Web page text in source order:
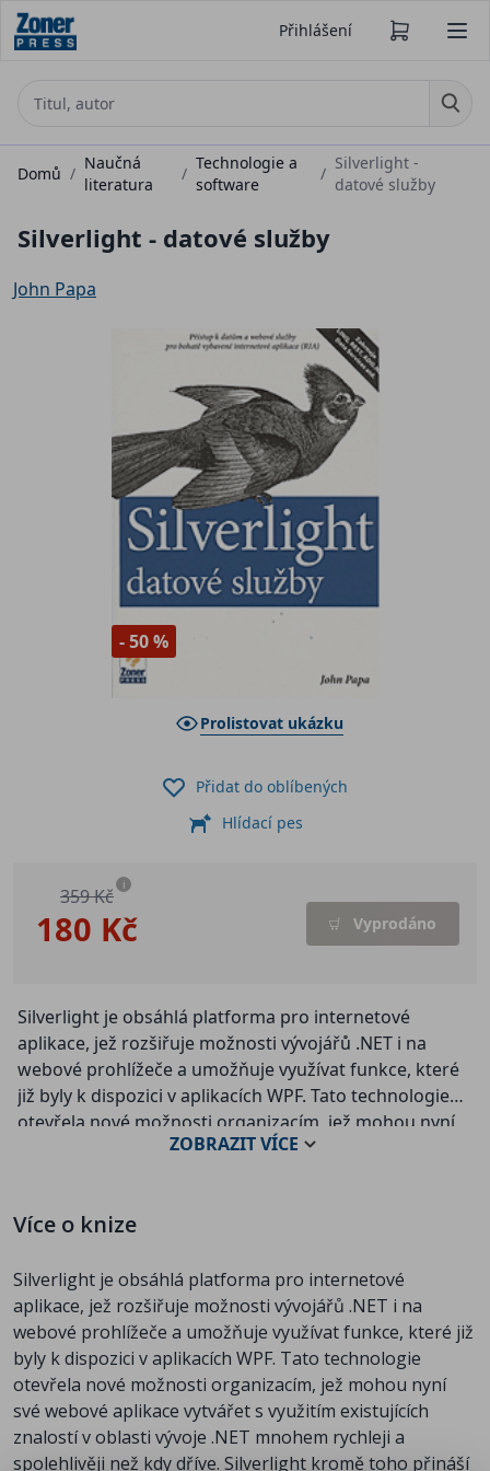
Přihlášení
Domů /
Naučná
literatura
/
Technologie a
software
/
Silverlight -
datové služby
Silverlight - datové služby
John Papa
- 50 %
Prolistovat ukázku
180 Kč
359 Kč i
Vyprodáno
Přidat do oblíbených
Hlídací pes
Silverlight je obsáhlá platforma pro internetové
aplikace, jež rozšiřuje možnosti vývojářů .NET i na
webové prohlížeče a umožňuje využívat funkce, které
již byly k dispozici v aplikacích WPF. Tato technologie
otevřela nové možnosti organizacím, jež mohou nyní
své webové aplikace vytvářet s využitím existujících
přináší i rozsáhlou sadu ovládacích prvků, kterou
Toolkit.
John Papa je držitelem titulu MCSD.NET (Microsoft
Certified Solution Developer) a MVP (Most Valuable
Professional) pro C#. Je také mluvčím INETA
(International .NET Association). S distribuovanými
architekturami od Microsoftu pracuje více než deset
let. Napsal více než 60 článků a je autorem (nebo
ZOBRAZITVÍCE
Více o knize
Silverlight je obsáhlá platforma pro internetové
aplikace, jež rozšiřuje možnosti vývojářů .NET i na
webové prohlížeče a umožňuje využívat funkce, které již
byly k dispozici v aplikacích WPF. Tato technologie
otevřela nové možnosti organizacím, jež mohou nyní
své webové aplikace vytvářet s využitím existujících
znalostí v oblasti vývoje .NET mnohem rychleji a
spolehlivěji než kdy dříve. Silverlight kromě toho přináší